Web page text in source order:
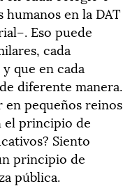
en la DAT
Eso puede
cada
que en cada
diferente manera.
en pequeños reinos
el principio de
Siento
principio de
pública.